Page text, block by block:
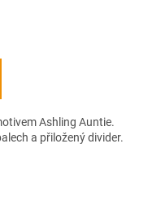
Ashling Auntie.
a přiložený divider.